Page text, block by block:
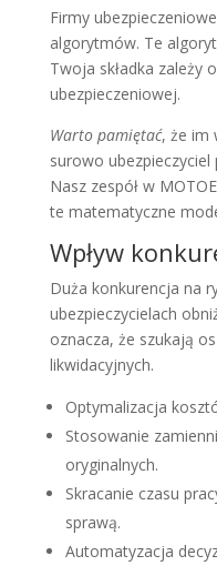
Firmy
algorytmów. Te
Twoja składka zależy
ubezpieczeniowej.
Warto pamiętać, że im
surowo
Nasz zespół w
te matematyczne
Wpływ
Duża konkurencja na
ubezpieczycielach
oznacza, że szukają
likwidacyjnych.
Optymalizacja
Stosowanie
oryginalnych.
Skracanie czasu
sprawą.
Automatyzacja